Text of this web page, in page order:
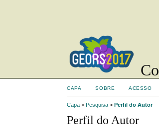
CAPA SOBRE ACESSO
Capa >Pesquisa >Perfil do Autor
Perfil do Autor